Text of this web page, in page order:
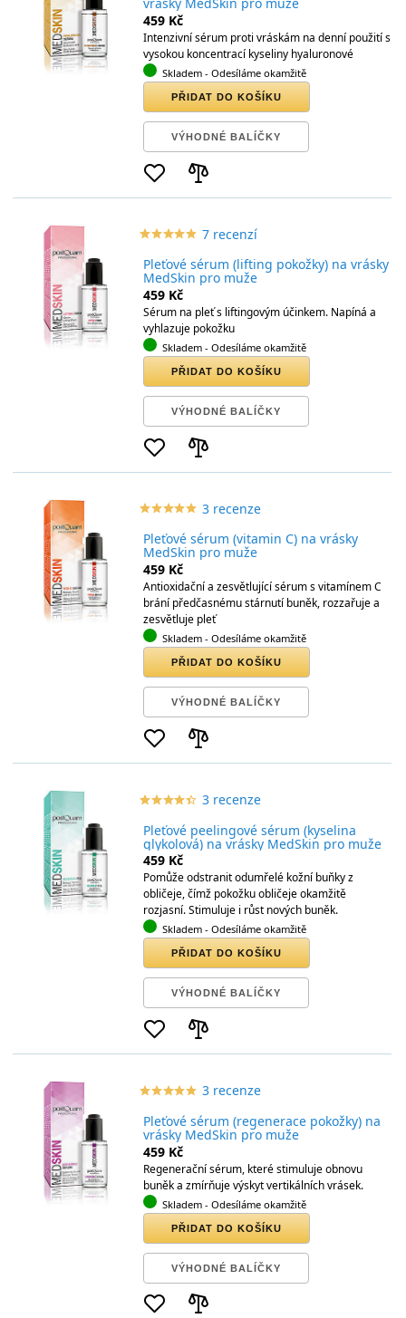
459 Kč
Intenzivní sérum proti vráskám na denní použití s
vysokou koncentrací kyseliny hyaluronové
Skladem - Odesíláme okamžitě
PŘIDAT DO KOŠÍKU
VÝHODNÉ BALÍČKY
star_borderstar_borderstar_borderstar_borderstar_border
starstarstarstarstar 7 recenzí
Pleťové sérum (lifting pokožky) na vrásky
MedSkin pro muže
459 Kč
Sérum na pleť s liftingovým účinkem. Napíná a
vyhlazuje pokožku
Skladem - Odesíláme okamžitě
PŘIDAT DO KOŠÍKU
VÝHODNÉ BALÍČKY
star_borderstar_borderstar_borderstar_borderstar_border
starstarstarstarstar 3 recenze
Pleťové sérum (vitamin C) na vrásky
MedSkin pro muže
459 Kč
Antioxidační a zesvětlující sérum s vitamínem C
brání předčasnému stárnutí buněk, rozzařuje a
zesvětluje pleť
Skladem - Odesíláme okamžitě
PŘIDAT DO KOŠÍKU
VÝHODNÉ BALÍČKY
star_borderstar_borderstar_borderstar_borderstar_border
starstarstarstarstar 3 recenze
Pleťové peelingové sérum (kyselina
glykolová) na vrásky MedSkin pro muže
459 Kč
Pomůže odstranit odumřelé kožní buňky z
obličeje, čímž pokožku obličeje okamžitě
rozjasní. Stimuluje i růst nových buněk.
Skladem - Odesíláme okamžitě
PŘIDAT DO KOŠÍKU
VÝHODNÉ BALÍČKY
star_borderstar_borderstar_borderstar_borderstar_border
starstarstarstarstar 3 recenze
Pleťové sérum (regenerace pokožky) na
vrásky MedSkin pro muže
459 Kč
Regenerační sérum, které stimuluje obnovu
buněk a zmírňuje výskyt vertikálních vrásek.
Skladem - Odesíláme okamžitě
PŘIDAT DO KOŠÍKU
VÝHODNÉ BALÍČKY